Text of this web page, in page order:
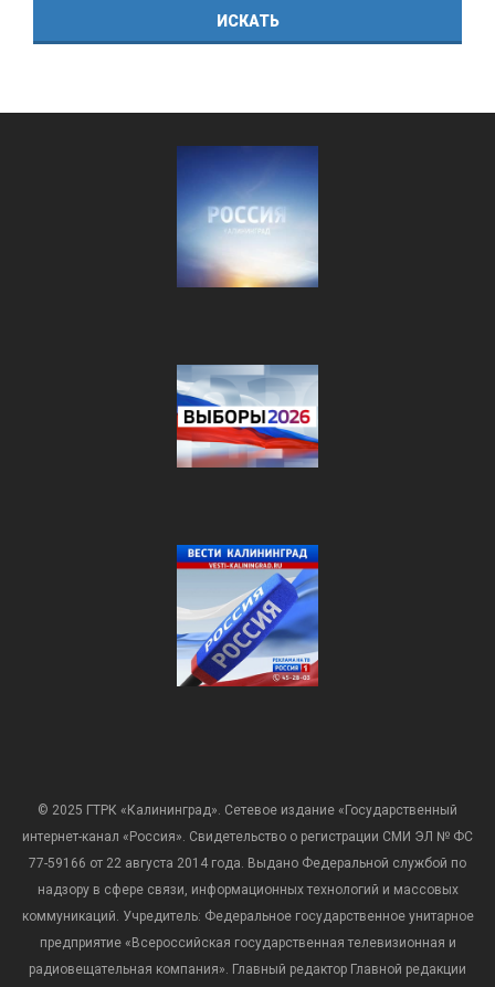
© 2025 ГТРК «Калининград». Сетевое издание «Государственный
интернет-канал «Россия». Свидетельство о регистрации СМИ ЭЛ № ФС
77-59166 от 22 августа 2014 года. Выдано Федеральной службой по
надзору в сфере связи, информационных технологий и массовых
коммуникаций. Учредитель: Федеральное государственное унитарное
предприятие «Всероссийская государственная телевизионная и
радиовещательная компания». Главный редактор Главной редакции